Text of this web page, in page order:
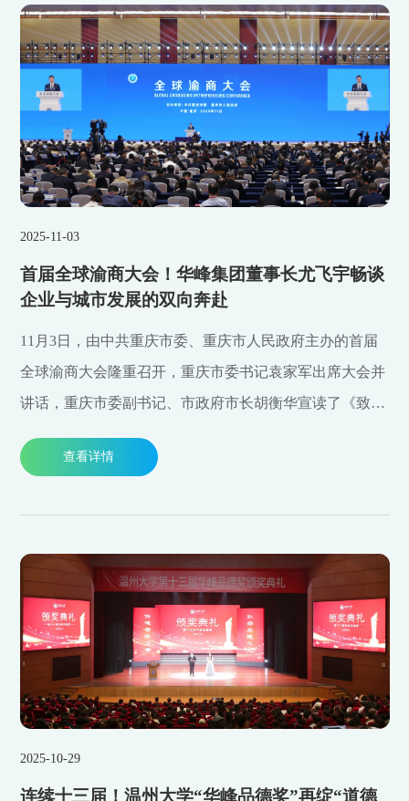
2025-11-03
首届全球渝商大会！华峰集团董事长尤飞宇畅谈
企业与城市发展的双向奔赴
11月3日，由中共重庆市委、重庆市人民政府主办的首届
全球渝商大会隆重召开，重庆市委书记袁家军出席大会并
讲话，重庆市委副书记、市政府市长胡衡华宣读了《致全
辞。
查看详情
2025-10-29
连续十三届！温州大学“华峰品德奖”再绽“道德